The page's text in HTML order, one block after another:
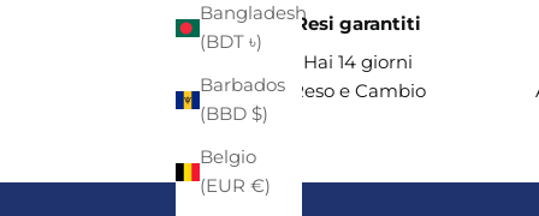
Bangladesh
(BDT ৳)
Barbados
(BBD $)
Belgio
(EUR €)
Resi garantiti
Hai 14 giorni
Reso e Cambio